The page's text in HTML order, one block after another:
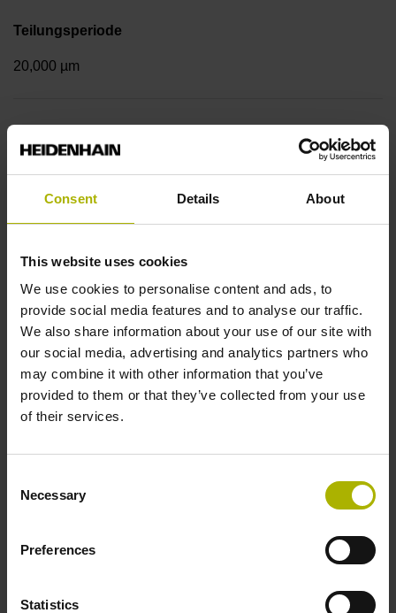
Consent Details About
This website uses cookies
We use cookies to personalise content and ads, to
provide social media features and to analyse our traffic.
We also share information about your use of our site with
our social media, advertising and analytics partners who
may combine it with other information that you’ve
provided to them or that they’ve collected from your use
of their services.
Selection
Necessary
Preferences
Statistics
Teilungsperiode
20,000 µm
sinusförmige Spannungssignale (1 Vss)
Referenzmarkenlage
C001 - Abstandscodierte Referenzmarken mit
Grundabstand 1000 x Teilungsperiode
Weitere Referenzmarken
keine
Spannungsversorgung